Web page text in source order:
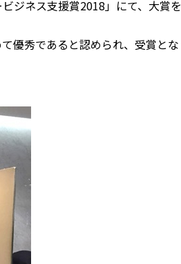
ジネス支援賞2018」にて、大賞を
優秀であると認められ、受賞とな